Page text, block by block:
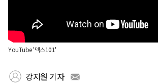
YouTube '덱스101'
강지원 기자